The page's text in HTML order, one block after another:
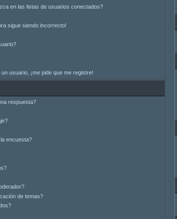
en las listas de usuarios conectados?
sigue siendo incorrecto!
usuario, ¡me pide que me registre!
respuesta?
encuesta?
de temas?